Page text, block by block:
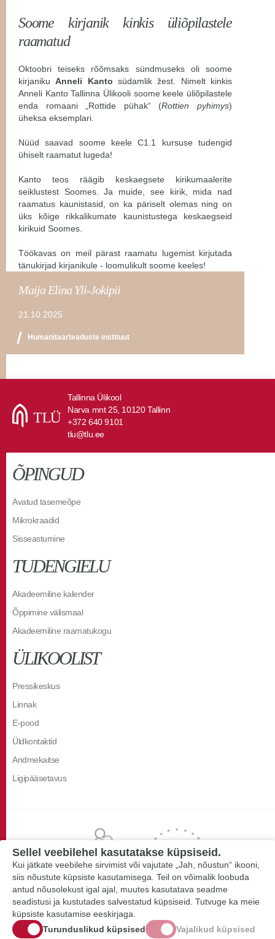
Maija Elina Yli-Jokipii
21.10.2025
Humanitaarteaduste instituut
Soome kirjanik kinkis üliõpilastele
raamatud
Oktoobri teiseks rõõmsaks sündmuseks oli soome
kirjanikuAnneli Kanto südamlik žest. Nimelt kinkis
Anneli Kanto Tallinna Ülikooli soome keele üliõpilastele
enda romaani „Rottide pühak“ (Rottien pyhimys)
üheksa eksemplari.
Nüüd saavad soome keele C1.1 kursuse tudengid
ühiselt raamatut lugeda!
Kanto teos räägib keskaegsete kirikumaalerite
seiklustest Soomes. Ja muide, see kirik, mida nad
raamatus kaunistasid, on ka päriselt olemas ning on
üks kõige rikkalikumate kaunistustega keskaegseid
kirikuid Soomes.
Töökavas on meil pärast raamatu lugemist kirjutada
tänukirjad kirjanikule - loomulikult soome keeles!
Tallinna Ülikool
Narva mnt 25, 10120 Tallinn
+372 640 9101
tlu@tlu.ee
ÕPINGUD
Avatud tasemeõpe
Mikrokraadid
Sisseastumine
TUDENGIELU
Akadeemiline kalender
Õppimine välismaal
Akadeemiline raamatukogu
ÜLIKOOLIST
Pressikeskus
Linnak
E-pood
Üldkontaktid
Andmekaitse
Ligipääsetavus
Sellel veebilehel kasutatakse küpsiseid.
Kui jätkate veebilehe sirvimist või vajutate „Jah, nõustun“ ikooni,
siis nõustute küpsiste kasutamisega. Teil on võimalik loobuda
antud nõusolekust igal ajal, muutes kasutatava seadme
seadistusi ja kustutades salvestatud küpsiseid. Tutvuge ka meie
küpsiste kasutamise eeskirjaga.
Turunduslikud küpsised
Vajalikud küpsised